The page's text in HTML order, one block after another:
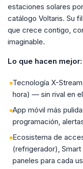
estaciones solares
catálogo Voltaris. Su
que crece contigo,
imaginable.
Lo que hacen mejor:
Tecnología X-
hora) — sin rival en
App móvil más
programación,
Ecosistema de
(refrigerador),
paneles para cada